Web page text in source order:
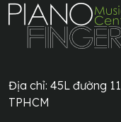
Địa chỉ: 45L đường
TPHCM